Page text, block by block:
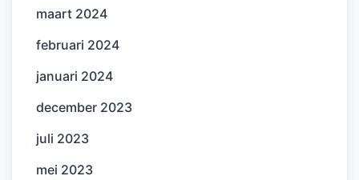
maart 2024
februari 2024
januari 2024
december 2023
juli 2023
mei 2023